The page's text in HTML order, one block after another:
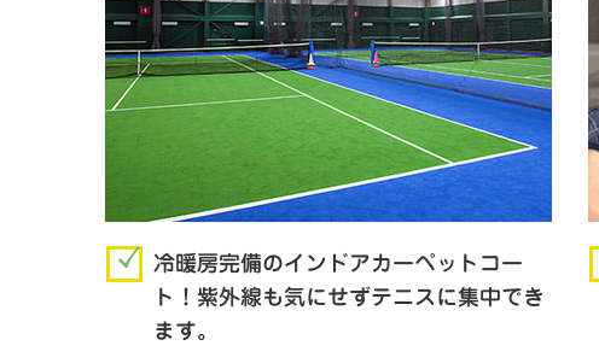
冷暖房完備のインドアカーペットコー
ト！紫外線も気にせずテニスに集中でき
ます。